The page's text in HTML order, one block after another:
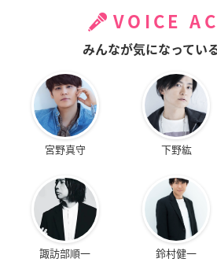
VOICE
みんなが気になってい
宮野真守 下野紘
諏訪部順一 鈴村健一